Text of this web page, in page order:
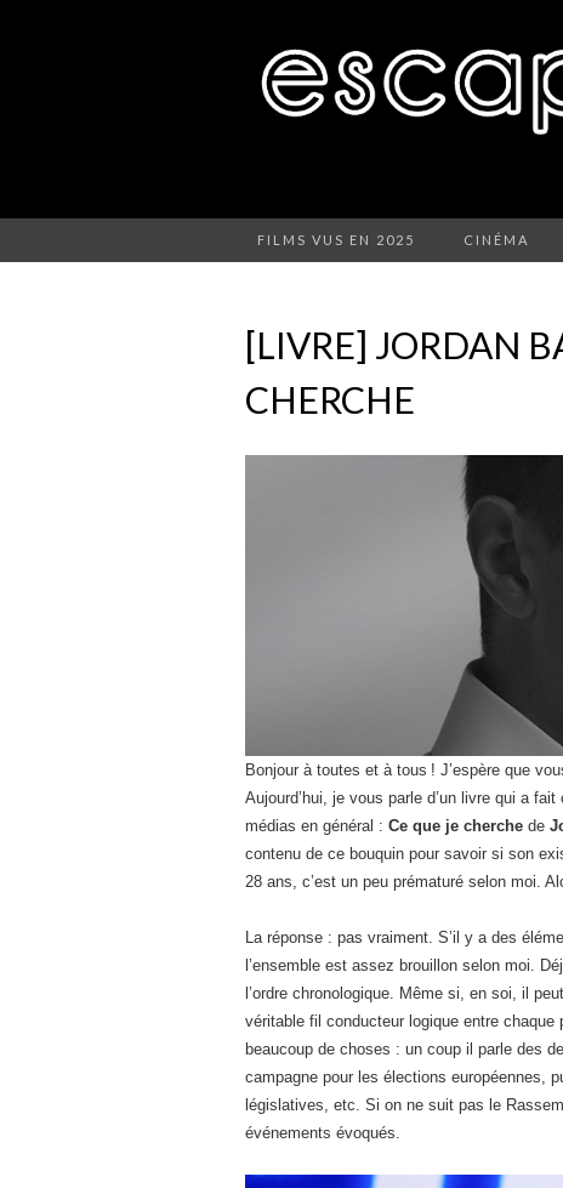
FILMS VUS EN 2025 CINÉMA
[LIVRE] JORDAN
CHERCHE
Bonjour à toutes et à tous ! J’espère que
Aujourd’hui, je vous parle d’un livre qui a
médias en général : Ce que je cherche de
contenu de ce bouquin pour savoir si son
28 ans, c’est un peu prématuré selon moi.
La réponse : pas vraiment. S’il y a des
l’ensemble est assez brouillon selon moi.
l’ordre chronologique. Même si, en soi, il
véritable fil conducteur logique entre
beaucoup de choses : un coup il parle des
campagne pour les élections européennes,
législatives, etc. Si on ne suit pas le
événements évoqués.